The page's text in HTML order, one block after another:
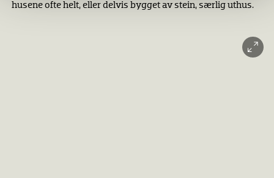
husene ofte helt, eller delvis bygget av stein, særlig uthus.